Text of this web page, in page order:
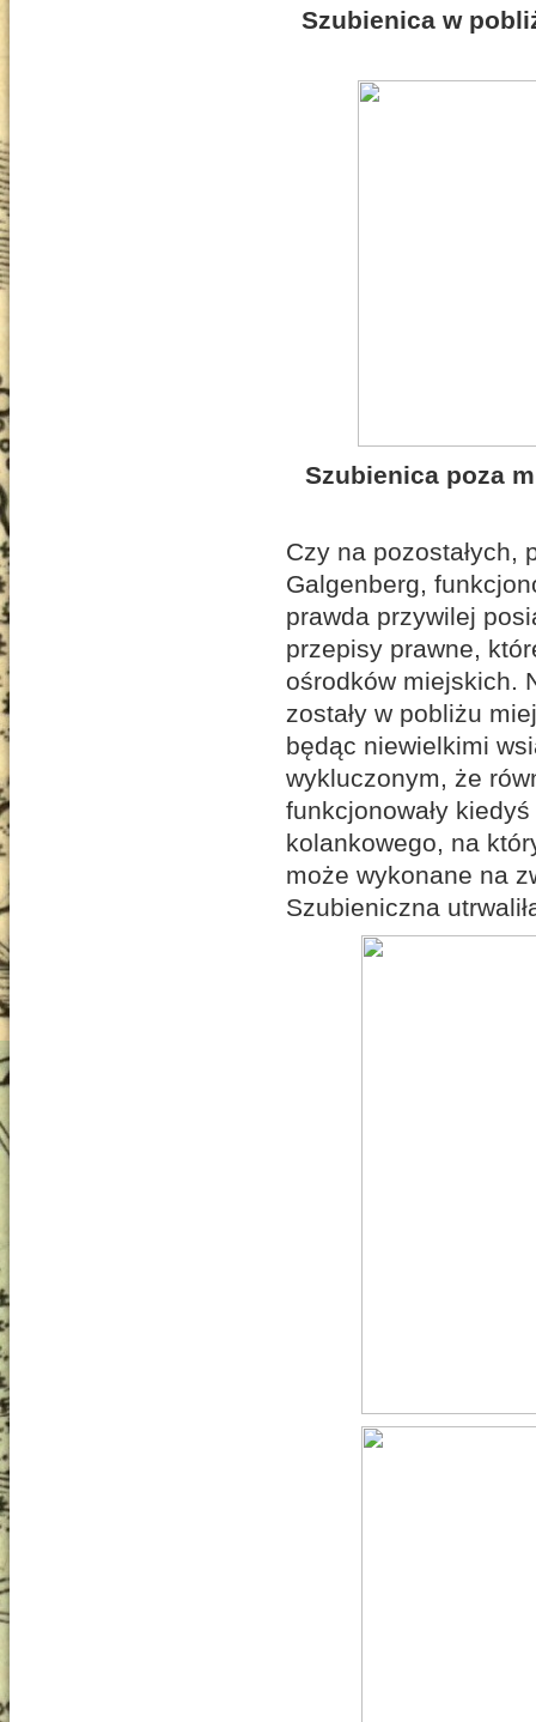
Szubienica w
Szubienica poza
Czy na pozostałych,
Galgenberg,
prawda przywilej
przepisy prawne,
ośrodków miejskich.
zostały w pobliżu
będąc niewielkimi
wykluczonym, że
funkcjonowały
kolankowego, na
może wykonane na
Szubieniczna